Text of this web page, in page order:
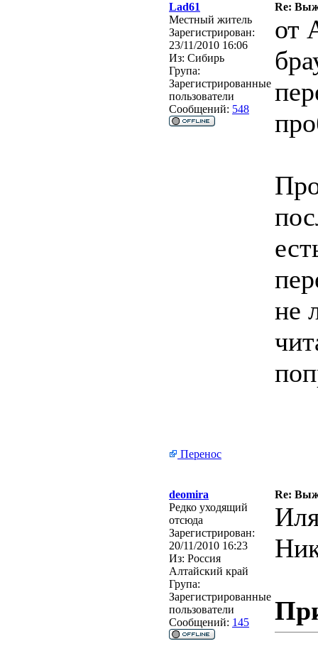
Lad61
Re:
Местный житель
Зарегистрирован:
23/11/2010 16:06
Из: Сибирь
Група:
Зарегистрированные
пользователи
Сообщений: 548
от
не
Перенос
deomira
Re:
Редко уходящий
отсюда
Зарегистрирован:
20/11/2010 16:23
Из: Россия
Алтайский край
Група:
Зарегистрированные
пользователи
Сообщений: 145